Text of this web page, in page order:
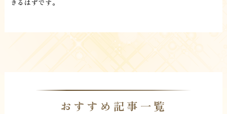
きるはずです。
おすすめ記事一覧